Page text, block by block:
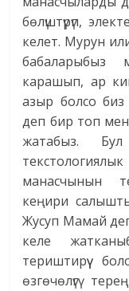
бөлүштүрүп,
келет. Мурун
бабаларыбыз
карашып, ар
азыр болсо
деп бир топ
жатабыз.
манасчынын
кеңири
Жусуп Мамай
келе
териштирүү
өзгөчөлүгү